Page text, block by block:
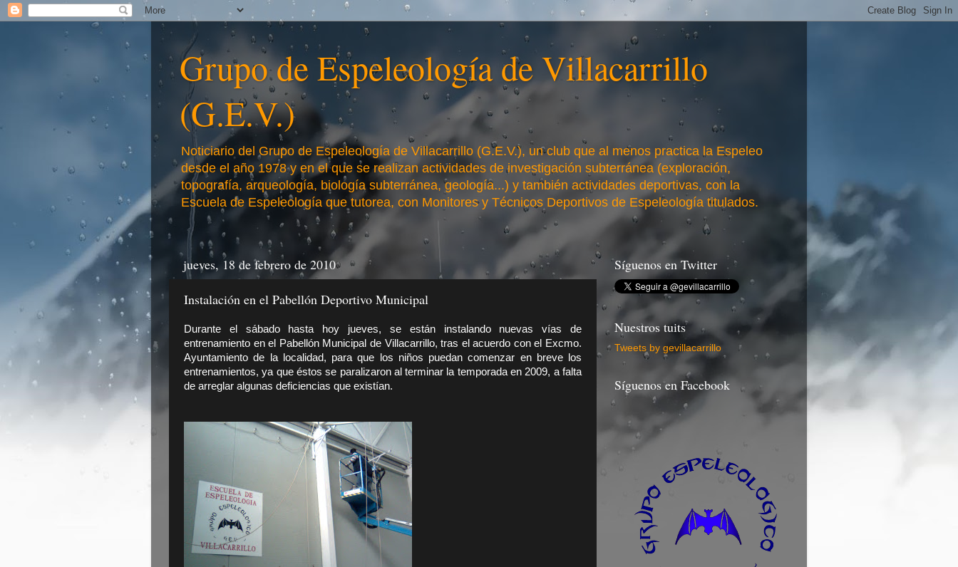
Grupo de Espeleología de Villacarrillo
(G.E.V.)
Noticiario del Grupo de Espeleología de Villacarrillo (G.E.V.), un club que al menos practica la Espeleo
desde el año 1978 y en el que se realizan actividades de investigación subterránea (exploración,
topografía, arqueología, biología subterránea, geología...) y también actividades deportivas, con la
Escuela de Espeleología que tutorea, con Monitores y Técnicos Deportivos de Espeleología titulados.
jueves, 18 de febrero de 2010
Instalación en el Pabellón Deportivo Municipal
Durante el sábado hasta hoy jueves, se están instalando nuevas vías de
entrenamiento en el Pabellón Municipal de Villacarrillo, tras el acuerdo con el Excmo.
Ayuntamiento de la localidad, para que los niños puedan comenzar en breve los
entrenamientos, ya que éstos se paralizaron al terminar la temporada en 2009, a falta
de arreglar algunas deficiencias que existían.
Síguenos en Twitter
Nuestros tuits
Tweets by gevillacarrillo
Síguenos en Facebook